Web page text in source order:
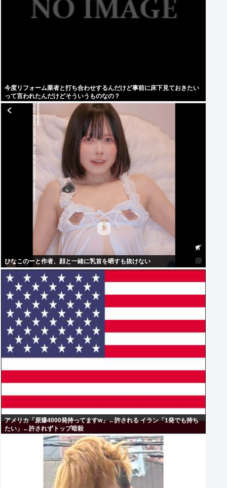
今度リフォーム業者と打ち合わせするんだけど事前に床下見ておきたい
って言われたんだけどそういうものなの？
ひなこのーと作者、顔と一緒に乳首を晒すも抜けない
アメリカ「原爆4000発持ってますw」←許される イラン「1発でも持ち
たい」←許されずトップ暗殺